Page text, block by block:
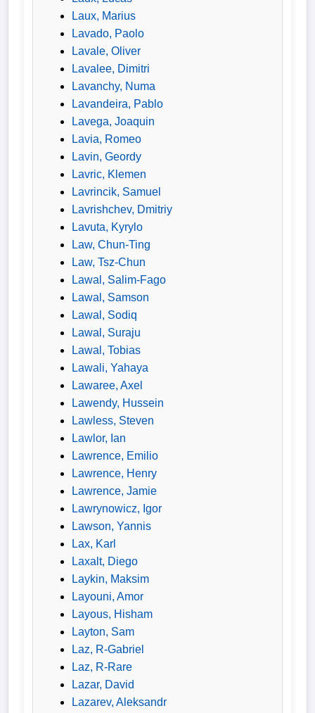
Laux, Marius
Lavado, Paolo
Lavale, Oliver
Lavalee, Dimitri
Lavanchy, Numa
Lavandeira, Pablo
Lavega, Joaquin
Lavia, Romeo
Lavin, Geordy
Lavric, Klemen
Lavrincik, Samuel
Lavrishchev, Dmitriy
Lavuta, Kyrylo
Law, Chun-Ting
Law, Tsz-Chun
Lawal, Salim-Fago
Lawal, Samson
Lawal, Sodiq
Lawal, Suraju
Lawal, Tobias
Lawali, Yahaya
Lawaree, Axel
Lawendy, Hussein
Lawless, Steven
Lawlor, Ian
Lawrence, Emilio
Lawrence, Henry
Lawrence, Jamie
Lawrynowicz, Igor
Lawson, Yannis
Lax, Karl
Laxalt, Diego
Laykin, Maksim
Layouni, Amor
Layous, Hisham
Layton, Sam
Laz, R-Gabriel
Laz, R-Rare
Lazar, David
Lazarev, Aleksandr